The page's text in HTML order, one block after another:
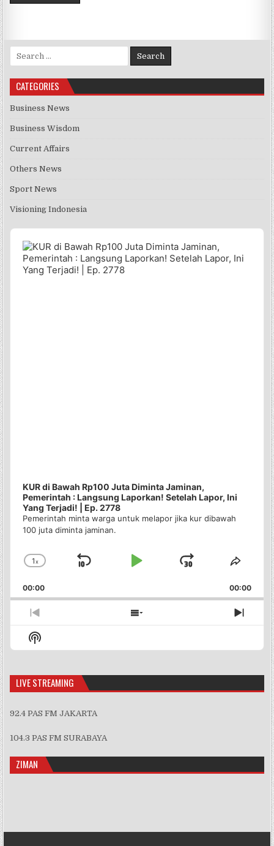
Search for:
CATEGORIES
Business News
Business Wisdom
Current Affairs
Others News
Sport News
Visioning Indonesia
Audio
Player
KUR di Bawah Rp100 Juta Diminta Jaminan,
Pemerintah : Langsung Laporkan! Setelah Lapor, Ini
Yang Terjadi! | Ep. 2778
Pemerintah minta warga untuk melapor jika kur dibawah
100 juta diminta jaminan.
Change
Rate
1x
Skip
Play
Jump
Forward
Share
00:00 00:00
Previous
Episode
Show
Episodes
Next
Show
Podcast
LIVE STREAMING
92.4 PAS FM JAKARTA
104.3 PAS FM SURABAYA
ZIMAN